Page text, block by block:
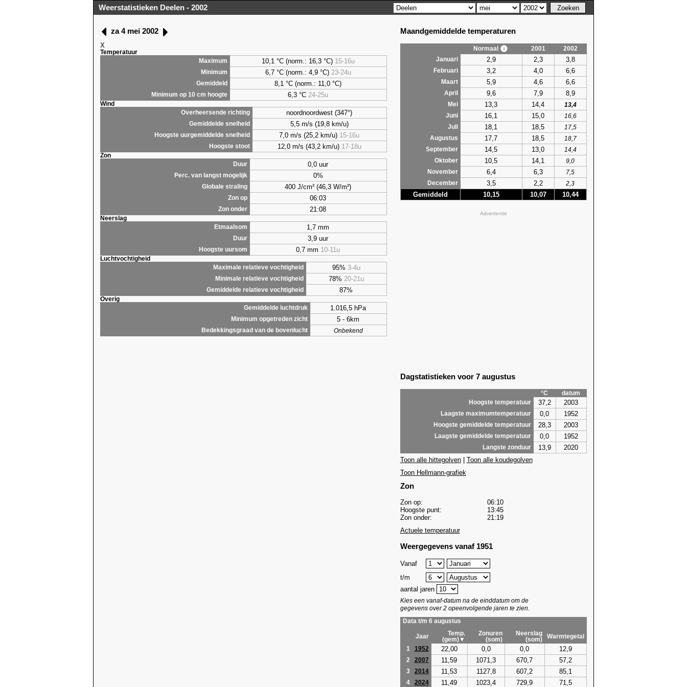
Weerstatistieken Deelen - 2002
za 4 mei 2002
X
Temperatuur
Maximum
10,1 °C (norm.: 16,3 °C) 15-16u
Minimum 6,7°C (norm.: 4,9 °C) 23-24u
Gemiddeld 8,1 °C (norm.: 11,0 °C)
Minimum op 10 cm hoogte 6,3 °C 24-25u
Wind
Overheersende richting
noordnoordwest (347°)
Gemiddelde snelheid 5,5 m/s (19,8 km/u)
Hoogste uurgemiddelde snelheid 7,0 m/s (25,2 km/u) 15-16u
Hoogste stoot 12,0 m/s (43,2 km/u) 17-18u
Zon
Duur
0,0 uur
Perc. van langst mogelijk 0%
Globale straling 400 J/cm² (46,3 W/m²)
Zon op 06:03
Zon onder 21:08
Neerslag
Etmaalsom
1,7 mm
Duur 3,9 uur
Hoogste uursom 0,7 mm 10-11u
Luchtvochtigheid
Maximale relatieve vochtigheid
95% 3-4u
Minimale relatieve vochtigheid 78% 20-21u
Gemiddelde relatieve vochtigheid 87%
Overig
Gemiddelde luchtdruk
1.016,5 hPa
Minimum opgetreden zicht 5 - 6km
Bedekkingsgraad van de bovenlucht Onbekend
Maandgemiddelde temperaturen
Normaal 2001
2002
Januari
2,9 2,3 3,8
Februari 3,2 4,0 6,6
Maart 5,9 4,6 6,6
April 9,6 7,9 8,9
Mei 13,3 14,4
13,4
Juni
16,1 15,0
16,6
Juli
18,1 18,5
17,5
Augustus
17,7 18,5
18,7
September
14,5 13,0
14,4
Oktober
10,5 14,1
9,0
November
6,4 6,3
7,5
December
3,5 2,2 2,3
Gemiddeld 10,15 10,07 10,44
Advertentie
Dagstatistieken voor 7 augustus
°C
datum
Hoogste temperatuur
37,2 2003
Laagste maximumtemperatuur 0,0 1952
Hoogste gemiddelde temperatuur 28,3 2003
Laagste gemiddelde temperatuur 0,0 1952
Langste zonduur 13,9
2020
Toon alle hittegolven| Toon alle koudegolven
Toon Hellmann-grafiek
Zon
Zon op:
06:10
Hoogste punt:
13:45
Zon onder:
21:19
Actuele temperatuur
Weergegevens vanaf 1951
Vanaf
t/m
aantal jaren
Kies een vanaf-datum na de einddatum om de
gegevens over 2 opeenvolgende jaren te zien.
Data t/m 6 augustus
Jaar
Temp.
(gem)▼
Zonuren
(som)
Neerslag
(som)
Warmtegetal
1
1952 22,00 0,0 0,0 12,9
2 2007 11,59 1071,3 670,7 57,2
3 2014 11,53 1127,8 607,2 85,1
4 2024 11,49 1023,4 729,9 71,5